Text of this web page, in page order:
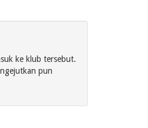
ke klub tersebut.
pun